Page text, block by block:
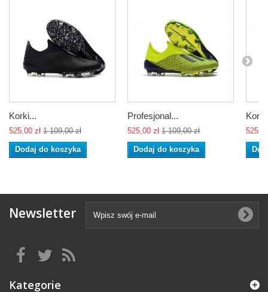
Korki...
525,00 zł 1 109,00 zł
Dodaj do koszyka
Profesjonal...
525,00 zł 1 109,00 zł
Dodaj do koszyka
Newsletter
Kategorie